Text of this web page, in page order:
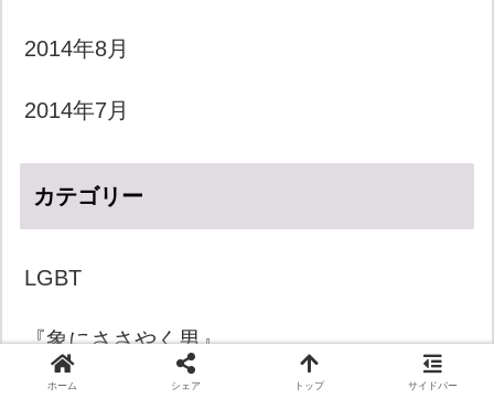
2014年8月
2014年7月
カテゴリー
LGBT
『象にささやく男』
ホーム シェア トップ サイドバー